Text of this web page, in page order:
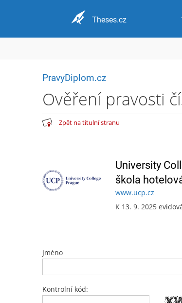
Theses.cz
PravyDiplom.cz
Ověření pravosti
Zpět na titulní stranu
University
škola
www.ucp.cz
K 13. 9. 2025
Jméno
Kontrolní kód: